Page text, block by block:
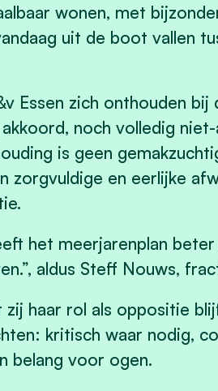
wonen, met
uit de boot vallen
Essen zich onthouden bij
noch volledig
is geen
zorgvuldige en eerlijke
het meerjarenplan beter
aldus Steff Nouws,
zij haar rol als oppositie
kritisch waar nodig,
belang voor ogen.